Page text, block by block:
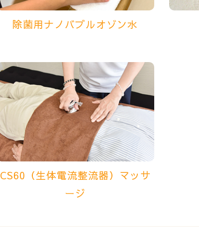
除菌用ナノバブルオゾン水
CS60（生体電流整流器）マッサ
ージ